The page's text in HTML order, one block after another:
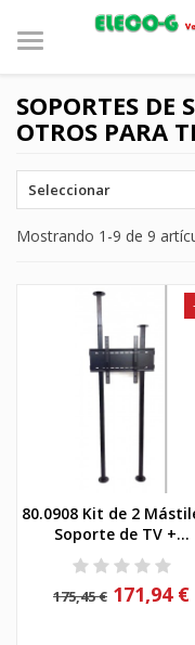
SOPORTES DE
OTROS PARA
Seleccionar
Mostrando 1-9 de 9
80.0908 Kit de 2
Soporte de TV +...
175,45 € 171,94 €